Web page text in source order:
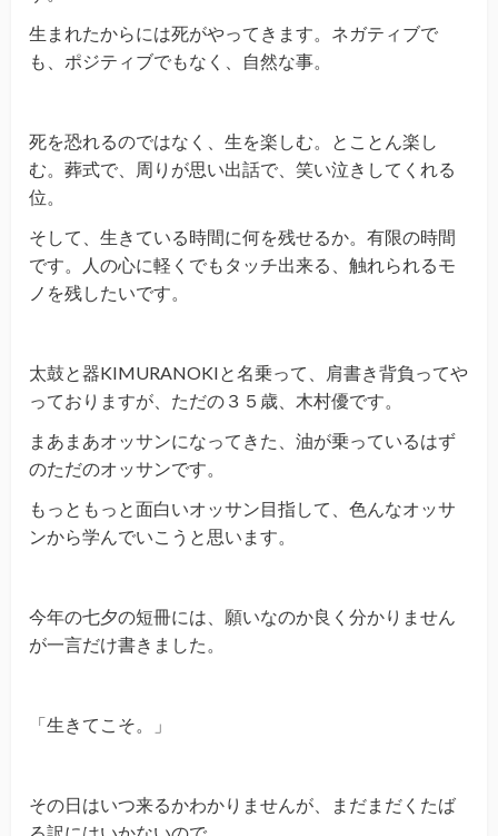
生まれたからには死がやってきます。ネガティブで
も、ポジティブでもなく、自然な事。
死を恐れるのではなく、生を楽しむ。とことん楽し
む。葬式で、周りが思い出話で、笑い泣きしてくれる
位。
そして、生きている時間に何を残せるか。有限の時間
です。人の心に軽くでもタッチ出来る、触れられるモ
ノを残したいです。
太鼓と器KIMURANOKIと名乗って、肩書き背負ってや
っておりますが、ただの３５歳、木村優です。
まあまあオッサンになってきた、油が乗っているはず
のただのオッサンです。
もっともっと面白いオッサン目指して、色んなオッサ
ンから学んでいこうと思います。
今年の七夕の短冊には、願いなのか良く分かりません
が一言だけ書きました。
「生きてこそ。」
その日はいつ来るかわかりませんが、まだまだくたば